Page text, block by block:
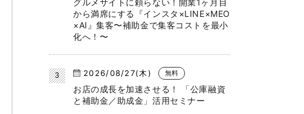
から満席にする『インスタ×LINE×MEO
×AI』集客〜補助金で集客コストを最小
化へ！〜
2026/08/27(木) 無料
お店の成長を加速させる！ 「公庫融資
と補助金／助成金」活用セミナー